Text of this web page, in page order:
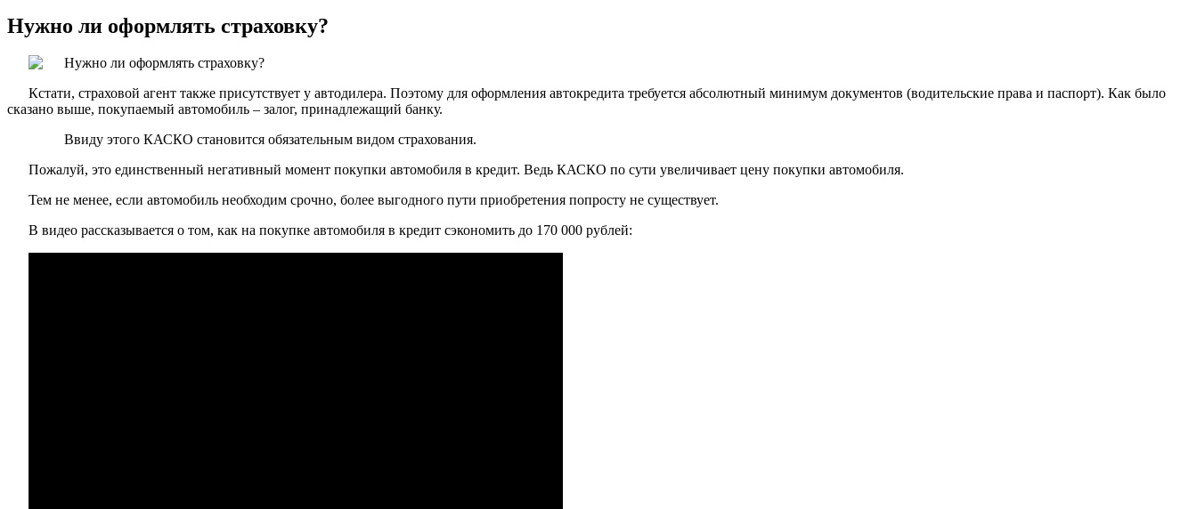
Нужно ли оформлять страховку?
Кстати, страховой агент также присутствует у автодилера. Поэтому для оформления автокредита требуется абсолютный минимум документов (водительские права и паспорт). Как было
сказано выше, покупаемый автомобиль – залог, принадлежащий банку.
Ввиду этого КАСКО становится обязательным видом страхования.
Пожалуй, это единственный негативный момент покупки автомобиля в кредит. Ведь КАСКО по сути увеличивает цену покупки автомобиля.
Тем не менее, если автомобиль необходим срочно, более выгодного пути приобретения попросту не существует.
В видео рассказывается о том, как на покупке автомобиля в кредит сэкономить до 170 000 рублей: